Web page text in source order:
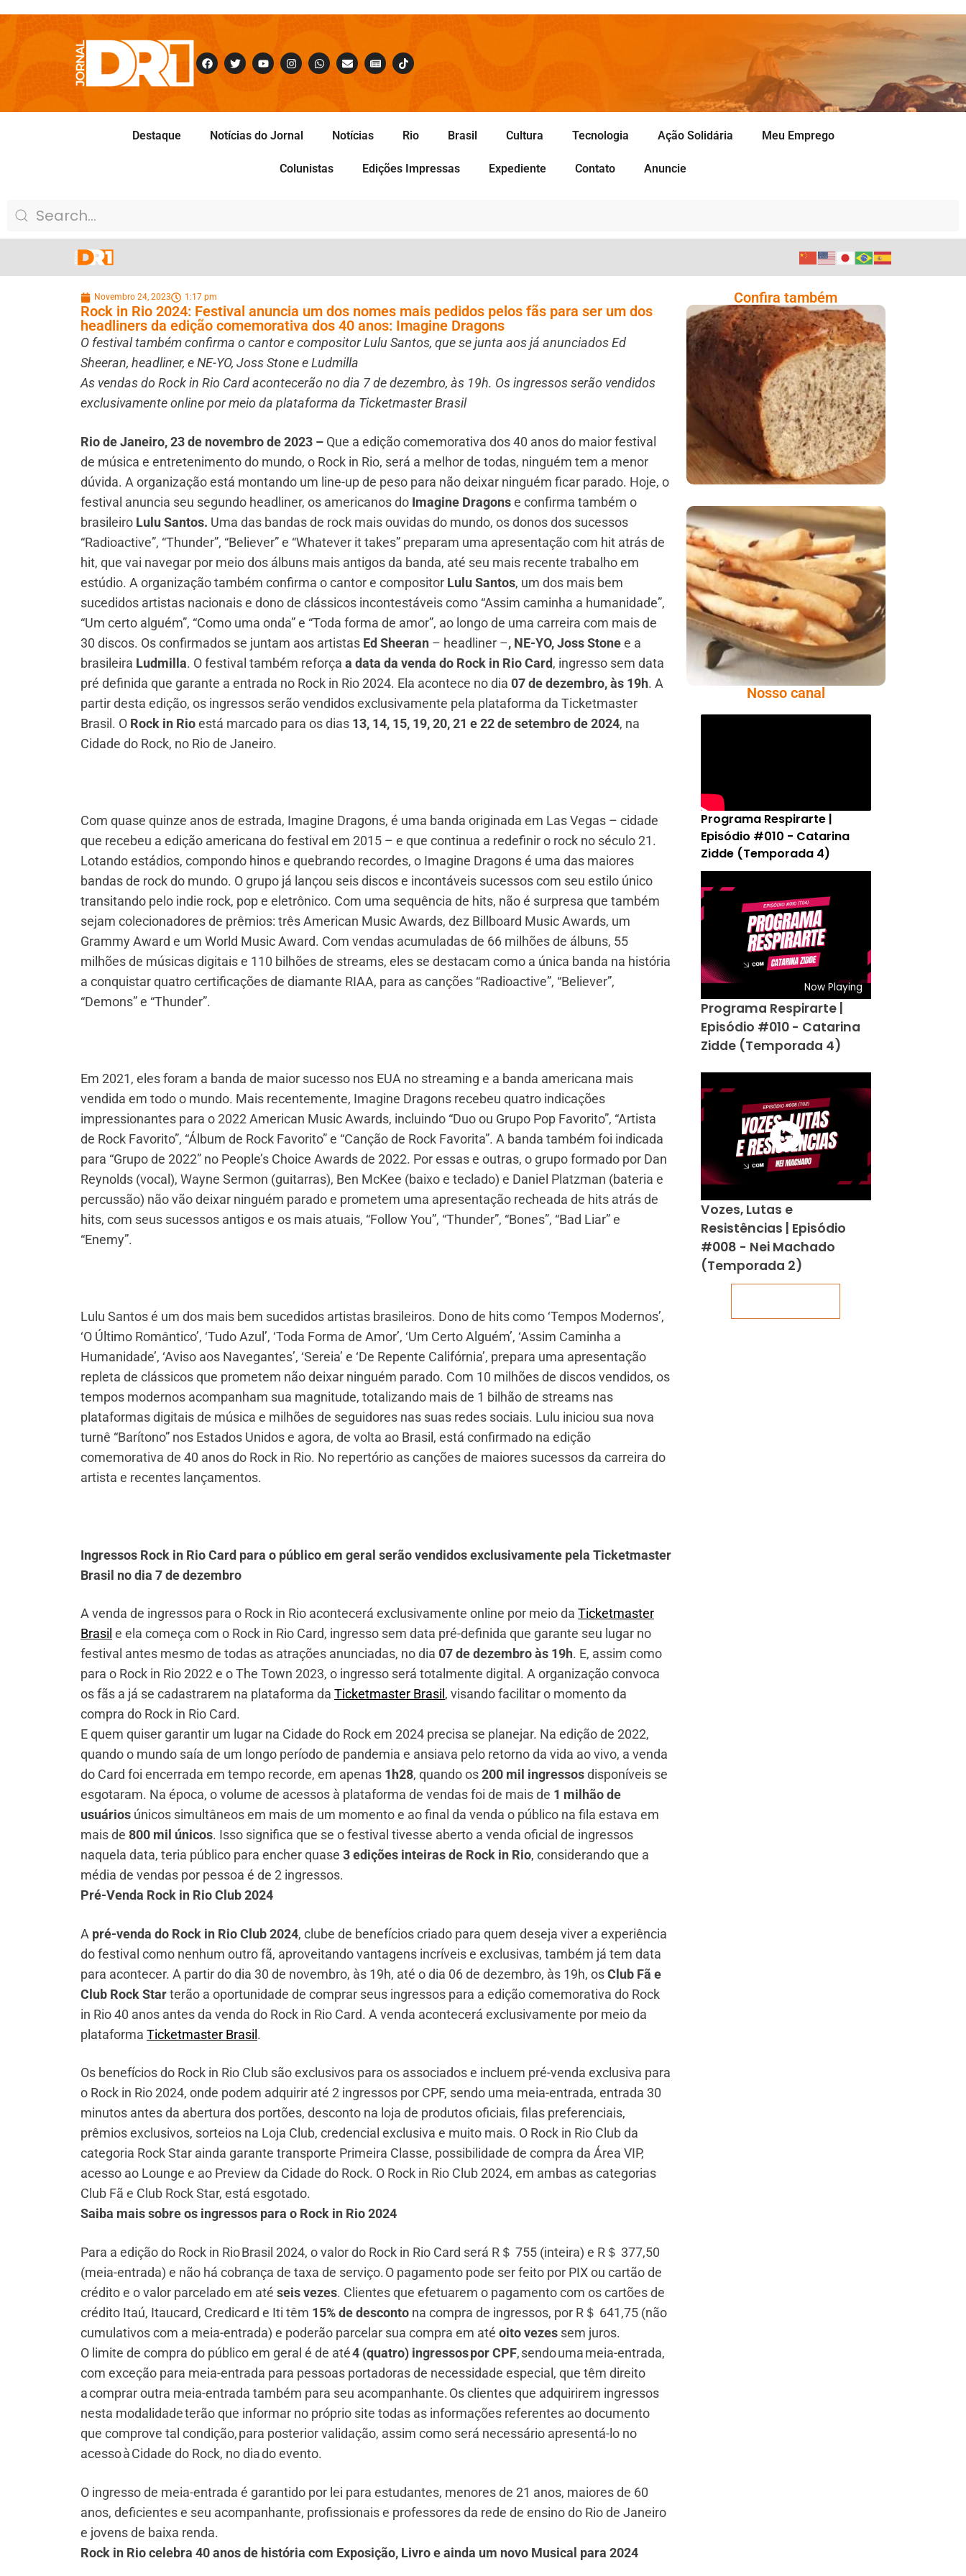
Destaque Notícias do Jornal Notícias Rio Brasil Cultura Tecnologia Ação Solidária Meu Emprego
Colunistas Edições Impressas Expediente Contato Anuncie
Novembro 24, 2023 1:17 pm
Rock in Rio 2024: Festival anuncia um dos nomes mais pedidos pelos fãs para ser um dos
headliners da edição comemorativa dos 40 anos: Imagine Dragons
O festival também confirma o cantor e compositor Lulu Santos, que se junta aos já anunciados Ed
Sheeran, headliner, e NE-YO, Joss Stone e Ludmilla
As vendas do Rock in Rio Card acontecerão no dia 7 de dezembro, às 19h. Os ingressos serão vendidos
exclusivamente online por meio da plataforma da Ticketmaster Brasil
Rio de Janeiro, 23 de novembro de 2023 – Que a edição comemorativa dos 40 anos do maior festival
de música e entretenimento do mundo, o Rock in Rio, será a melhor de todas, ninguém tem a menor
dúvida. A organização está montando um line-up de peso para não deixar ninguém ficar parado. Hoje, o
festival anuncia seu segundo headliner, os americanos do Imagine Dragonse confirma também o
brasileiro Lulu Santos. Uma das bandas de rock mais ouvidas do mundo, os donos dos sucessos
“Radioactive”, “Thunder”, “Believer” e “Whatever it takes” preparam uma apresentação com hit atrás de
hit, que vai navegar por meio dos álbuns mais antigos da banda, até seu mais recente trabalho em
estúdio. A organização também confirma o cantor e compositor Lulu Santos, um dos mais bem
sucedidos artistas nacionais e dono de clássicos incontestáveis como “Assim caminha a humanidade”,
“Um certo alguém”, “Como uma onda” e “Toda forma de amor”, ao longo de uma carreira com mais de
30 discos. Os confirmados se juntam aos artistas Ed Sheeran – headliner –, NE-YO, Joss Stonee a
brasileira Ludmilla. O festival também reforça a data da venda do Rock in Rio Card, ingresso sem data
pré definida que garante a entrada no Rock in Rio 2024. Ela acontece no dia 07 de dezembro, às 19h. A
partir desta edição, os ingressos serão vendidos exclusivamente pela plataforma da Ticketmaster
Brasil. O Rock in Rioestá marcado para os dias 13, 14, 15, 19, 20, 21 e 22 de setembro de 2024, na
Cidade do Rock, no Rio de Janeiro.
Com quase quinze anos de estrada, Imagine Dragons, é uma banda originada em Las Vegas – cidade
que recebeu a edição americana do festival em 2015 – e que continua a redefinir o rock no século 21.
Lotando estádios, compondo hinos e quebrando recordes, o Imagine Dragons é uma das maiores
bandas de rock do mundo. O grupo já lançou seis discos e incontáveis sucessos com seu estilo único
transitando pelo indie rock, pop e eletrônico. Com uma sequência de hits, não é surpresa que também
sejam colecionadores de prêmios: três American Music Awards, dez Billboard Music Awards, um
Grammy Award e um World Music Award. Com vendas acumuladas de 66 milhões de álbuns, 55
milhões de músicas digitais e 110 bilhões de streams, eles se destacam como a única banda na história
a conquistar quatro certificações de diamante RIAA, para as canções “Radioactive”, “Believer”,
“Demons” e “Thunder”.
Em 2021, eles foram a banda de maior sucesso nos EUA no streaming e a banda americana mais
vendida em todo o mundo. Mais recentemente, Imagine Dragons recebeu quatro indicações
impressionantes para o 2022 American Music Awards, incluindo “Duo ou Grupo Pop Favorito”, “Artista
de Rock Favorito”, “Álbum de Rock Favorito” e “Canção de Rock Favorita”. A banda também foi indicada
para “Grupo de 2022” no People’s Choice Awards de 2022. Por essas e outras, o grupo formado por Dan
Reynolds (vocal), Wayne Sermon (guitarras), Ben McKee (baixo e teclado) e Daniel Platzman (bateria e
percussão) não vão deixar ninguém parado e prometem uma apresentação recheada de hits atrás de
hits, com seus sucessos antigos e os mais atuais, “Follow You”, “Thunder”, “Bones”, “Bad Liar” e
“Enemy”.
Lulu Santos é um dos mais bem sucedidos artistas brasileiros. Dono de hits como ‘Tempos Modernos’,
‘O Último Romântico’, ‘Tudo Azul’, ‘Toda Forma de Amor’, ‘Um Certo Alguém’, ‘Assim Caminha a
Humanidade’, ‘Aviso aos Navegantes’, ‘Sereia’ e ‘De Repente Califórnia’, prepara uma apresentação
repleta de clássicos que prometem não deixar ninguém parado. Com 10 milhões de discos vendidos, os
tempos modernos acompanham sua magnitude, totalizando mais de 1 bilhão de streams nas
plataformas digitais de música e milhões de seguidores nas suas redes sociais. Lulu iniciou sua nova
turnê “Barítono” nos Estados Unidos e agora, de volta ao Brasil, está confirmado na edição
comemorativa de 40 anos do Rock in Rio. No repertório as canções de maiores sucessos da carreira do
artista e recentes lançamentos.
Ingressos Rock in Rio Card para o público em geral serão vendidos exclusivamente pela Ticketmaster
Brasil no dia 7 de dezembro
A venda de ingressos para o Rock in Rio acontecerá exclusivamente online por meio da Ticketmaster
Brasil e ela começa com o Rock in Rio Card, ingresso sem data pré-definida que garante seu lugar no
festival antes mesmo de todas as atrações anunciadas, no dia 07 de dezembro às 19h. E, assim como
para o Rock in Rio 2022 e o The Town 2023, o ingresso será totalmente digital. A organização convoca
os fãs a já se cadastrarem na plataforma da Ticketmaster Brasil , visando facilitar o momento da
compra do Rock in Rio Card.
E quem quiser garantir um lugar na Cidade do Rock em 2024 precisa se planejar. Na edição de 2022,
quando o mundo saía de um longo período de pandemia e ansiava pelo retorno da vida ao vivo, a venda
do Card foi encerrada em tempo recorde, em apenas 1h28, quando os200 mil ingressosdisponíveis se
esgotaram. Na época, o volume de acessos à plataforma de vendas foi de mais de 1 milhão de
usuários únicos simultâneos em mais de um momento e ao final da venda o público na fila estava em
mais de 800 mil únicos. Isso significa que se o festival tivesse aberto a venda oficial de ingressos
naquela data, teria público para encher quase 3 edições inteiras de Rock in Rio, considerando que a
média de vendas por pessoa é de 2 ingressos.
Pré-Venda Rock in Rio Club 2024
A pré-venda do Rock in Rio Club 2024, clube de benefícios criado para quem deseja viver a experiência
do festival como nenhum outro fã, aproveitando vantagens incríveis e exclusivas, também já tem data
para acontecer. A partir do dia 30 de novembro, às 19h, até o dia 06 de dezembro, às 19h, osClub Fã e
Club Rock Starterão a oportunidade de comprar seus ingressos para a edição comemorativa do Rock
in Rio 40 anos antes da venda do Rock in Rio Card. A venda acontecerá exclusivamente por meio da
plataforma Ticketmaster Brasil.
Os benefícios do Rock in Rio Club são exclusivos para os associados e incluem pré-venda exclusiva para
o Rock in Rio 2024, onde podem adquirir até 2 ingressos por CPF, sendo uma meia-entrada, entrada 30
minutos antes da abertura dos portões, desconto na loja de produtos oficiais, filas preferenciais,
prêmios exclusivos, sorteios na Loja Club, credencial exclusiva e muito mais. O Rock in Rio Club da
categoria Rock Star ainda garante transporte Primeira Classe, possibilidade de compra da Área VIP,
acesso ao Lounge e ao Preview da Cidade do Rock. O Rock in Rio Club 2024, em ambas as categorias
Club Fã e Club Rock Star, está esgotado.
Saiba mais sobre os ingressos para o Rock in Rio 2024
Para a edição do Rock in Rio Brasil 2024, o valor do Rock in Rio Card será R＄ 755 (inteira) e R＄ 377,50
(meia-entrada) e não há cobrança de taxa de serviço. O pagamento pode ser feito por PIX ou cartão de
crédito e o valor parcelado em até seis vezes. Clientes que efetuarem o pagamento com os cartões de
crédito Itaú, Itaucard, Credicard e Iti têm 15% de desconto na compra de ingressos, por R＄ 641,75 (não
cumulativos com a meia-entrada) e poderão parcelar sua compra em até oito vezes sem juros.
O limite de compra do público em geral é de até4 (quatro) ingressos por CPF, sendo uma meia-entrada,
com exceção para meia-entrada para pessoas portadoras de necessidade especial, que têm direito
a comprar outra meia-entrada também para seu acompanhante. Os clientes que adquirirem ingressos
nesta modalidade terão que informar no próprio site todas as informações referentes ao documento
que comprove tal condição, para posterior validação, assim como será necessário apresentá-lo no
acesso à Cidade do Rock, no dia do evento.
O ingresso de meia-entrada é garantido por lei para estudantes, menores de 21 anos, maiores de 60
anos, deficientes e seu acompanhante, profissionais e professores da rede de ensino do Rio de Janeiro
e jovens de baixa renda.
Rock in Rio celebra 40 anos de história com Exposição, Livro e ainda um novo Musical para 2024
Confira também
Comer Bem: Pão Low
Carb
Comer Bem:
Palitinhos De Cebola
E Salsa
Nosso canal
Programa Respirarte |
Episódio #010 - Catarina
Zidde (Temporada 4)
Now Playing
Programa Respirarte |
Episódio #010 - Catarina
Zidde (Temporada 4)
Vozes, Lutas e
Resistências | Episódio
#008 - Nei Machado
(Temporada 2)